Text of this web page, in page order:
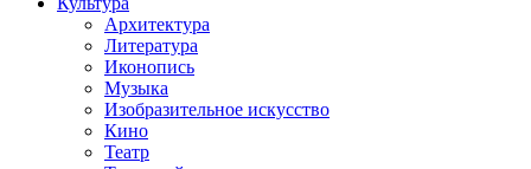
Архитектура
Литература
Иконопись
Музыка
Изобразительное искусство
Кино
Театр